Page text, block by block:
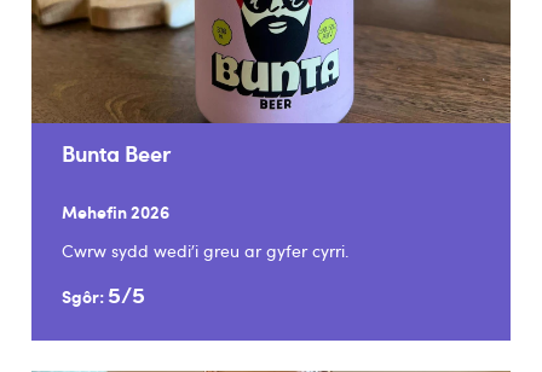
Bunta Beer
Mehefin 2026
Cwrw sydd wedi’i greu ar gyfer cyrri.
Sgôr: 5/5